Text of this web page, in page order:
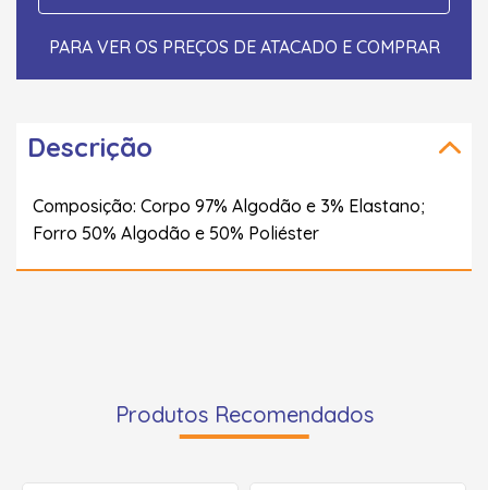
PARA VER OS PREÇOS DE ATACADO E COMPRAR
Descrição
Composição: Corpo 97% Algodão e 3% Elastano;
Forro 50% Algodão e 50% Poliéster
Produtos Recomendados